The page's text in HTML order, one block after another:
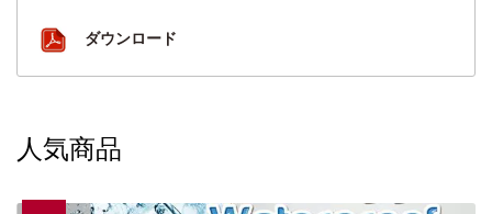
ダウンロード
人気商品